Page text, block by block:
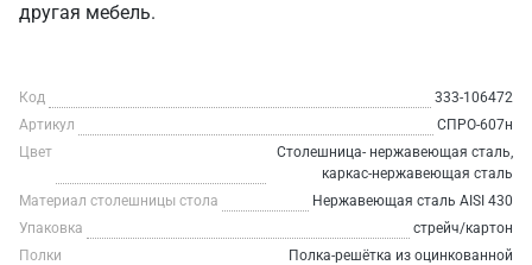
другая мебель.
Код
333-106472
Артикул
СПРО-607н
Цвет
Столешница- нержавеющая сталь,
каркас-нержавеющая сталь
Материал столешницы стола
Нержавеющая сталь AISI 430
Упаковка
стрейч/картон
Полки
Полка-решётка из оцинкованной